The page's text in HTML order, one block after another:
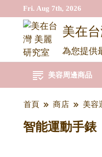
Fri. Aug 7th, 2026
美在
為您提供
美容周邊商品
首頁 商店 美容
智能運動手錶